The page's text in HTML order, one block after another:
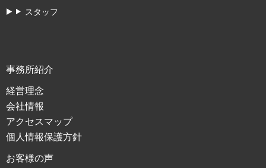
スタッフ
事務所紹介
経営理念
会社情報
アクセスマップ
個人情報保護方針
お客様の声